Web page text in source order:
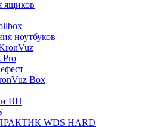
ящиков
ноутбуков
Pro
Box
ВП
ПРАКТИК WDS HARD